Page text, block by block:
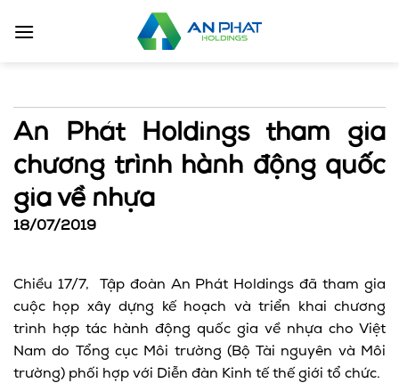
qua
An Phát Holdings tham gia
chương trình hành động quốc
gia về nhựa
18/07/2019
Chiều 17/7, Tập đoàn An Phát Holdings đã tham gia
cuộc họp xây dựng kế hoạch và triển khai chương
trình hợp tác hành động quốc gia về nhựa cho Việt
Nam do Tổng cục Môi trường (Bộ Tài nguyên và Môi
trường) phối hợp với Diễn đàn Kinh tế thế giới tổ chức.